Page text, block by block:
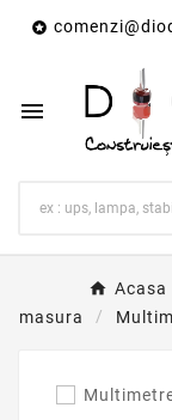


Acasa
masura